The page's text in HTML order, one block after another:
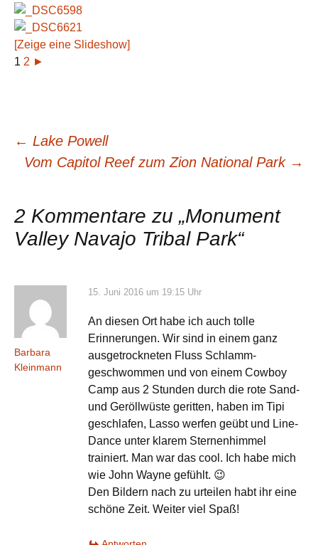
[Zeige eine Slideshow]
1 2 ►
Beitragsnavigation
← Lake Powell
Vom Capitol Reef zum Zion National Park →
2 Kommentare zu „Monument
Valley Navajo Tribal Park“
Barbara
Kleinmann
15. Juni 2016 um 19:15 Uhr
An diesen Ort habe ich auch tolle
Erinnerungen. Wir sind in einem ganz
ausgetrockneten Fluss Schlamm-
geschwommen und von einem Cowboy
Camp aus 2 Stunden durch die rote Sand-
und Geröllwüste geritten, haben im Tipi
geschlafen, Lasso werfen geübt und Line-
Dance unter klarem Sternenhimmel
trainiert. Man war das cool. Ich habe mich
wie John Wayne gefühlt. 😉
Den Bildern nach zu urteilen habt ihr eine
schöne Zeit. Weiter viel Spaß!